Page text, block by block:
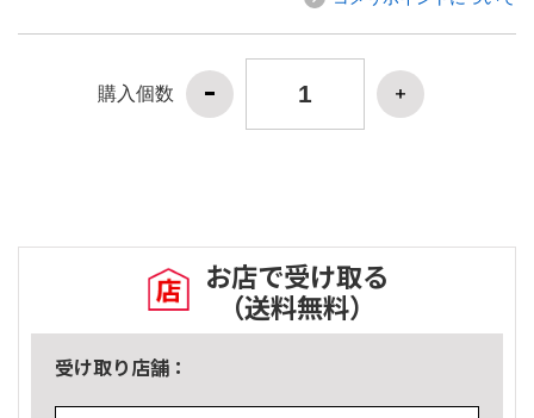
購入個数
お店で受け取る
（送料無料）
受け取り店舗：